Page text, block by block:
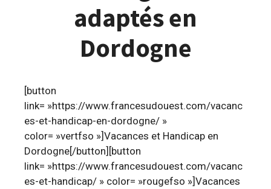
adaptés en
Dordogne
[button
link= »https://www.francesudouest.com/vacanc
es-et-handicap-en-dordogne/ »
color= »vertfso »]Vacances et Handicap en
Dordogne[/button][button
link= »https://www.francesudouest.com/vacanc
es-et-handicap/ » color= »rougefso »]Vacances